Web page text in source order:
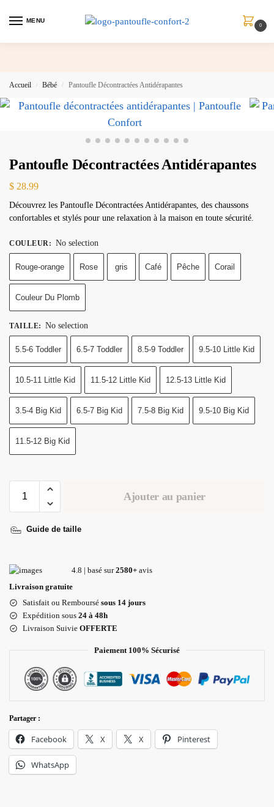
MENU
0
Accueil / Bébé / Pantoufle Décontractées Antidérapantes
Pantoufle Décontractées Antidérapantes
$ 28.99
Découvrez les Pantoufle Décontractées Antidérapantes, des chaussons
confortables et stylés pour une relaxation à la maison en toute sécurité.
COULEUR : No selection
Rouge-orange Rose gris Café Pêche Corail
Couleur Du Plomb
TAILLE: No selection
5.5-6 Toddler 6.5-7 Toddler 8.5-9 Toddler 9.5-10 Little Kid
10.5-11 Little Kid 11.5-12 Little Kid 12.5-13 Little Kid
3.5-4 Big Kid 6.5-7 Big Kid 7.5-8 Big Kid 9.5-10 Big Kid
11.5-12 Big Kid
Ajouter au panier
Guide de taille
4.8 | basé sur2580+ avis
Livraison gratuite
Satisfait ou Remboursé sous 14 jours
Expédition sous 24 à 48h
Livraison Suivie OFFERTE
Paiement 100% Sécurisé
Partager :
Facebook X X Pinterest
WhatsApp